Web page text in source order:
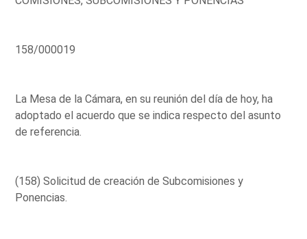
158/000019
La Mesa de la Cámara, en su reunión del día de hoy, ha
adoptado el acuerdo que se indica respecto del asunto
de referencia.
(158) Solicitud de creación de Subcomisiones y
Ponencias.